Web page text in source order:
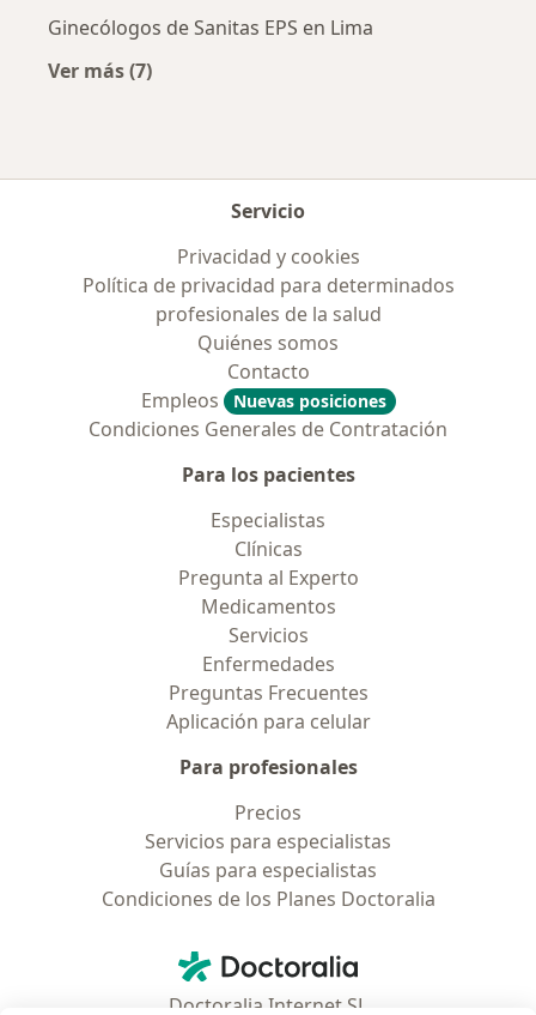
Ginecólogos de Sanitas EPS en Lima
Ver más (7)
Servicio
Privacidad y cookies
Política de privacidad para determinados
profesionales de la salud
Quiénes somos
Contacto
Empleos
Nuevas posiciones
Condiciones Generales de Contratación
Para los pacientes
Especialistas
Clínicas
Pregunta al Experto
Medicamentos
Servicios
Enfermedades
Preguntas Frecuentes
Aplicación para celular
Para profesionales
Precios
Servicios para especialistas
Guías para especialistas
Condiciones de los Planes Doctoralia
Doctoralia - Página de inicio
Doctoralia Internet SL